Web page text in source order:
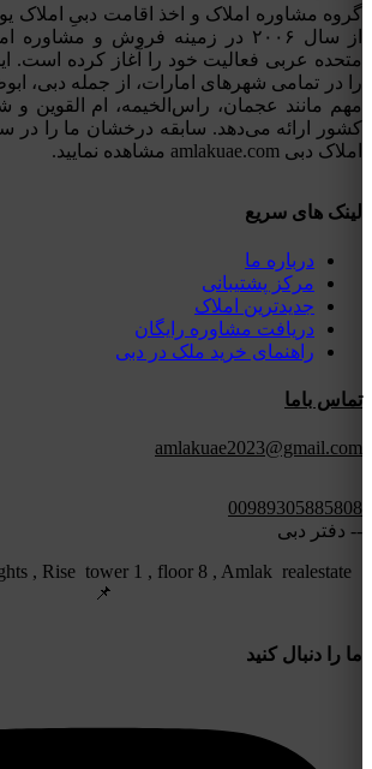
از سال ۲۰۰۶ در زمینه فروش و
متحده عربی فعالیت خود را آغاز کرده است.
را در تمامی شهرهای امارات، از جمله دبی،
مهم مانند عجمان، راس‌الخیمه، ام القوین و
کشور ارائه می‌دهد. سابقه درخشان ما را
املاک دبی amlakuae.com مشاهده نمایید.
لینک های سریع
درباره ما
مرکز پشتیبانی
جدیدترین املاک
دریافت مشاوره رایگان
راهنمای خرید ملک در دبی
تماس باما
amlakuae2023@gmail.com
00989305885808
-- دفتر دبی
, Rise tower 1 , floor 8 , Amlak realestate
📌
ما را دنبال کنید